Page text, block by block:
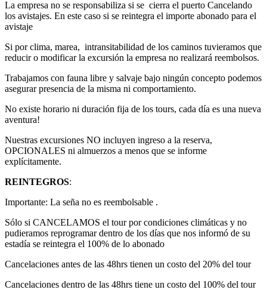
La empresa no se responsabiliza si se cierra el puerto Cancelando
los avistajes. En este caso si se reintegra el importe abonado para el
avistaje
Si por clima, marea, intransitabilidad de los caminos tuvieramos que
reducir o modificar la excursión la empresa no realizará reembolsos.
Trabajamos con fauna libre y salvaje bajo ningún concepto podemos
asegurar presencia de la misma ni comportamiento.
No existe horario ni duración fija de los tours, cada día es una nueva
aventura!
Nuestras excursiones NO incluyen ingreso a la reserva,
OPCIONALES ni almuerzos a menos que se informe
explícitamente.
REINTEGROS:
Importante: La seña no es reembolsable .
Sólo si CANCELAMOS el tour por condiciones climáticas y no
pudieramos reprogramar dentro de los días que nos informó de su
estadía se reintegra el 100% de lo abonado
Cancelaciones antes de las 48hrs tienen un costo del 20% del tour
Cancelaciones dentro de las 48hrs tiene un costo del 100% del tour